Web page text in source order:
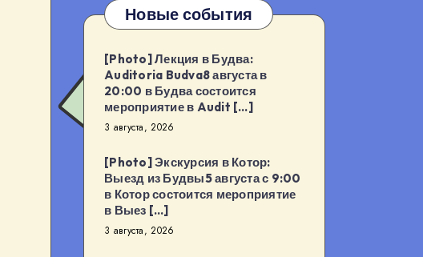
Новые события
[Photo] Лекция в Будва:
Auditoria Budva8 августа в
20:00 в Будва состоится
мероприятие в Audit […]
3 августа, 2026
[Photo] Экскурсия в Котор:
Выезд из Будвы5 августа с 9:00
в Котор состоится мероприятие
в Выез […]
3 августа, 2026